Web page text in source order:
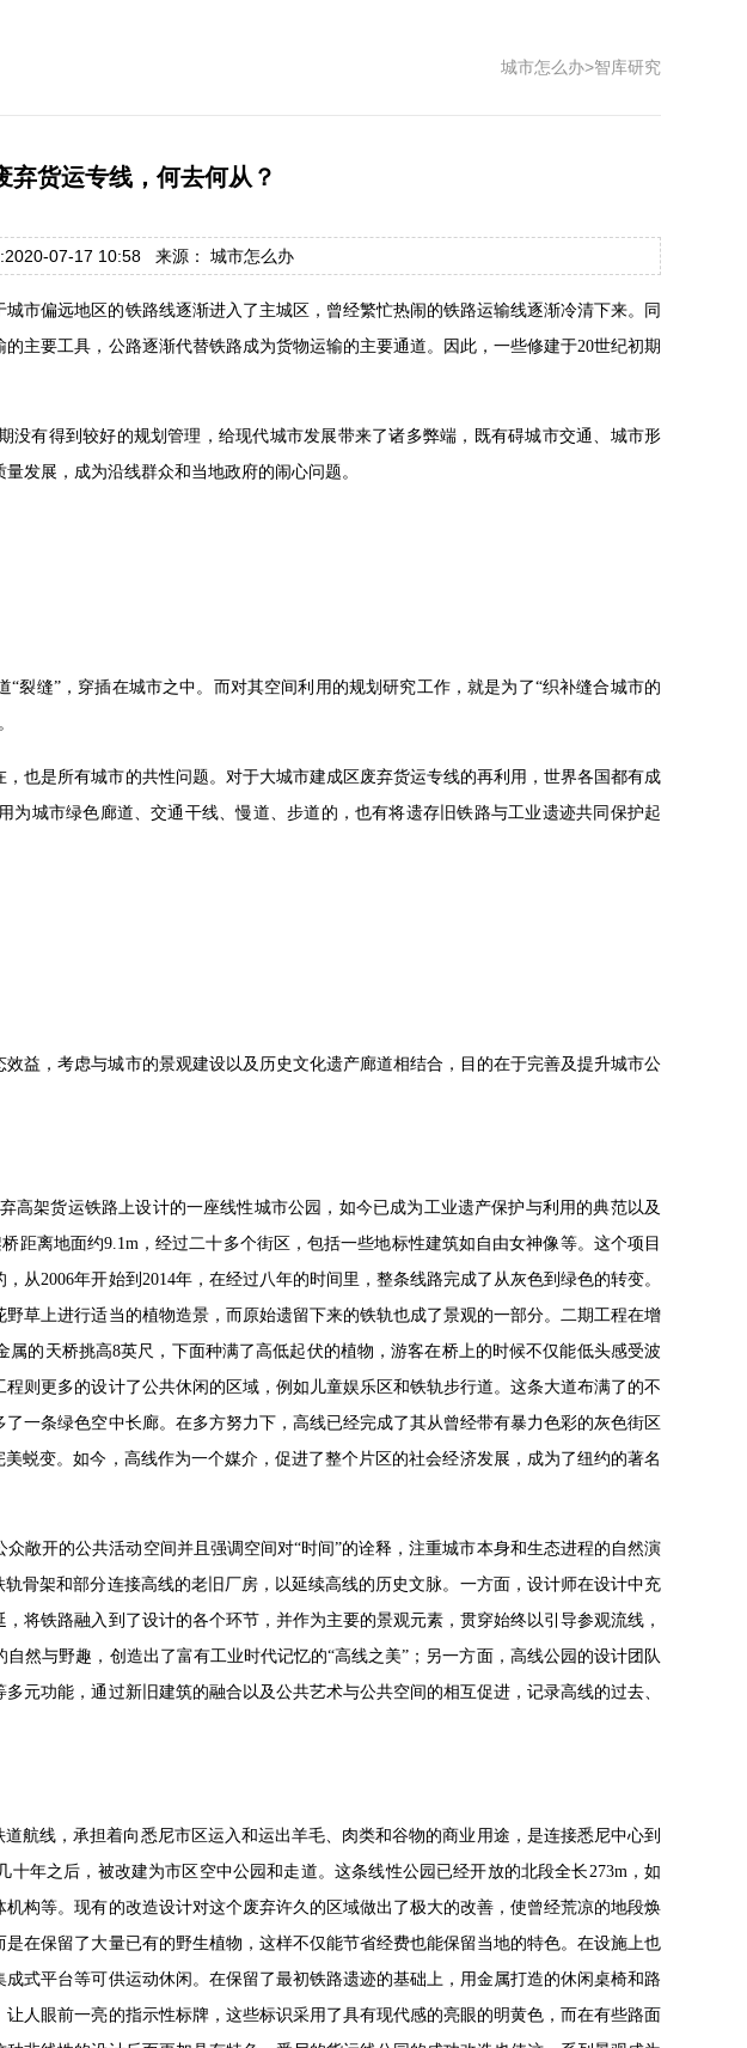
城市怎么办>智库研究
弃货运专线，何去何从？
07-17 10:58 来源： 城市怎么办
市偏远地区的铁路线逐渐进入了主城区，曾经繁忙热闹的铁路运输线逐渐冷清下来。同
主要工具，公路逐渐代替铁路成为货物运输的主要通道。因此，一些修建于20世纪初期
没有得到较好的规划管理，给现代城市发展带来了诸多弊端，既有碍城市交通、城市形
发展，成为沿线群众和当地政府的闹心问题。
裂缝”，穿插在城市之中。而对其空间利用的规划研究工作，就是为了“织补缝合城市的
也是所有城市的共性问题。对于大城市建成区废弃货运专线的再利用，世界各国都有成
为城市绿色廊道、交通干线、慢道、步道的，也有将遗存旧铁路与工业遗迹共同保护起
益，考虑与城市的景观建设以及历史文化遗产廊道相结合，目的在于完善及提升城市公
高架货运铁路上设计的一座线性城市公园，如今已成为工业遗产保护与利用的典范以及
距离地面约9.1m，经过二十多个街区，包括一些地标性建筑如自由女神像等。这个项目
从2006年开始到2014年，在经过八年的时间里，整条线路完成了从灰色到绿色的转变。
草上进行适当的植物造景，而原始遗留下来的铁轨也成了景观的一部分。二期工程在增
的天桥挑高8英尺，下面种满了高低起伏的植物，游客在桥上的时候不仅能低头感受波
则更多的设计了公共休闲的区域，例如儿童娱乐区和铁轨步行道。这条大道布满了的不
一条绿色空中长廊。在多方努力下，高线已经完成了其从曾经带有暴力色彩的灰色街区
蜕变。如今，高线作为一个媒介，促进了整个片区的社会经济发展，成为了纽约的著名
敞开的公共活动空间并且强调空间对“时间”的诠释，注重城市本身和生态进程的自然演
骨架和部分连接高线的老旧厂房，以延续高线的历史文脉。一方面，设计师在设计中充
将铁路融入到了设计的各个环节，并作为主要的景观元素，贯穿始终以引导参观流线，
然与野趣，创造出了富有工业时代记忆的“高线之美”；另一方面，高线公园的设计团队
元功能，通过新旧建筑的融合以及公共艺术与公共空间的相互促进，记录高线的过去、
航线，承担着向悉尼市区运入和运出羊毛、肉类和谷物的商业用途，是连接悉尼中心到
年之后，被改建为市区空中公园和走道。这条线性公园已经开放的北段全长273m，如
构等。现有的改造设计对这个废弃许久的区域做出了极大的改善，使曾经荒凉的地段焕
在保留了大量已有的野生植物，这样不仅能节省经费也能保留当地的特色。在设施上也
式平台等可供运动休闲。在保留了最初铁路遗迹的基础上，用金属打造的休闲桌椅和路
人眼前一亮的指示性标牌，这些标识采用了具有现代感的亮眼的明黄色，而在有些路面